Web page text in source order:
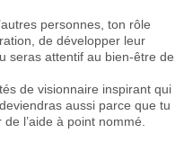
personnes, ton rôle
de développer leur
seras attentif au bien-être de
de visionnaire inspirant qui
aussi parce que tu
l’aide à point nommé.